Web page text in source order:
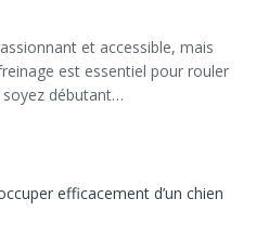
et accessible, mais
est essentiel pour rouler
débutant…
efficacement d’un chien